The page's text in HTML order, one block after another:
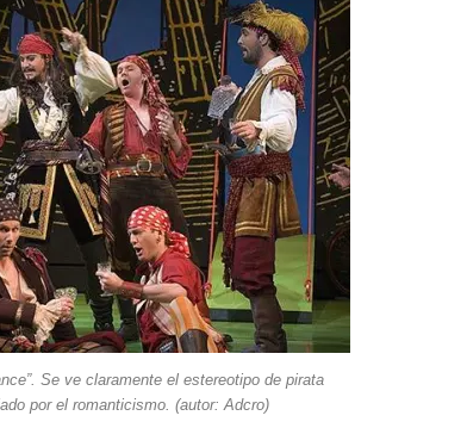
Se ve claramente el estereotipo de pirata
por el romanticismo. (autor: Adcro)